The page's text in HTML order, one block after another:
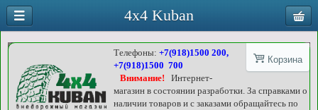
Корзина
Телефоны:+7(918)1500 200,
+7(918)1500 700
Внимание!
Интернет-
магазин в состоянии разработки. За справками о
наличии товаров и с заказами обращайтесь по
4x4 Kuban